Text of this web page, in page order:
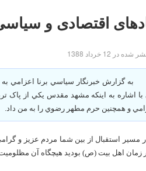
اقتصادی و سیاسی؛
در 12 خرداد 1388
به گزارش خبرنگار سياسي برنا
اشاره به اينکه مشهد مقدس يکي از پاک
و همچنين حرم مطهر رضوي را به من داد.
مسير استقبال از بين شما مردم عزيز و
زمان اهل بيت (ص) بوديد هيچگاه آن